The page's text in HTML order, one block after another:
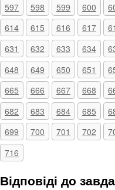
597
598 599 600
614
615 616 617
631
632 633 634
648
649 650 651
665
666 667 668
682
683 684 685
699
700 701 702
716
Відповіді до